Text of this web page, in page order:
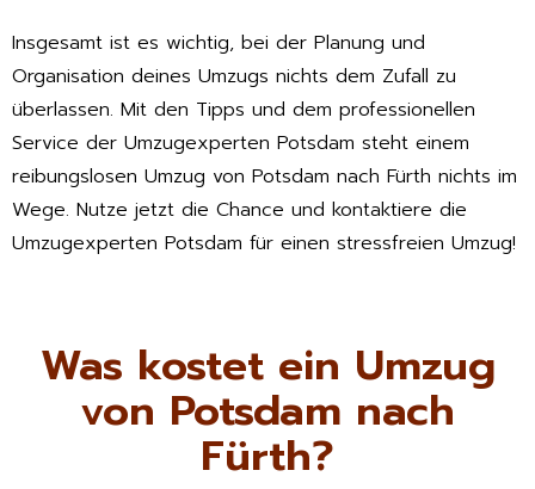
Insgesamt ist es wichtig, bei der Planung und
Organisation deines Umzugs nichts dem Zufall zu
überlassen. Mit den Tipps und dem professionellen
Service der Umzugexperten Potsdam steht einem
reibungslosen Umzug von Potsdam nach Fürth nichts im
Wege. Nutze jetzt die Chance und kontaktiere die
Umzugexperten Potsdam für einen stressfreien Umzug!
Was kostet ein Umzug
von Potsdam nach
Fürth?